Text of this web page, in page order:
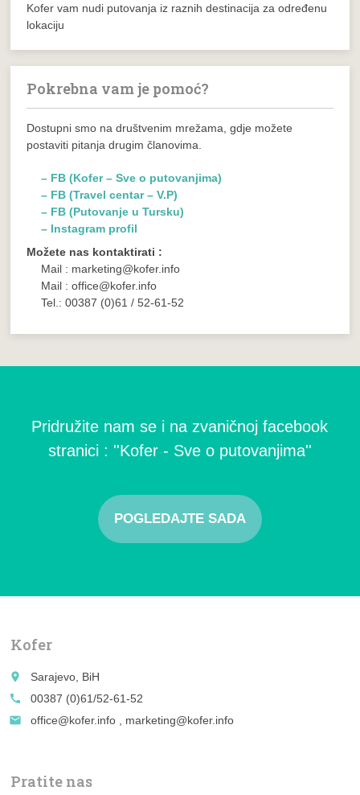
Kofer vam nudi putovanja iz raznih destinacija za određenu
lokaciju
Pokrebna vam je pomoć?
Dostupni smo na društvenim mrežama, gdje možete
postaviti pitanja drugim članovima.
– FB (Kofer – Sve o putovanjima)
– FB (Travel centar – V.P)
– FB (Putovanje u Tursku)
– Instagram profil
Možete nas kontaktirati :
Mail : marketing@kofer.info
Mail : office@kofer.info
Tel.: 00387 (0)61 / 52-61-52
Pridružite nam se i na zvaničnoj facebook
stranici : ''Kofer - Sve o putovanjima''
POGLEDAJTE SADA
Kofer
place
Sarajevo, BiH
call
00387 (0)61/52-61-52
email
office@kofer.info , marketing@kofer.info
Pratite nas